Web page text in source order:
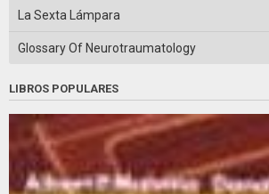
La Sexta Lámpara
Glossary Of Neurotraumatology
LIBROS POPULARES